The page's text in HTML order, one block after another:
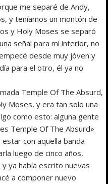
me separé de Andy,
y teníamos un montón de
y Holy Moses se separó
señal para mí interior, no
desde muy jóven y
para el otro, él ya no
Temple Of The Absurd,
Moses, y era tan solo una
como esto: alguna gente
Temple Of The Absurd»
con aquella banda
luego de cinco años,
ya había escrito nuevas
a componer nuevo